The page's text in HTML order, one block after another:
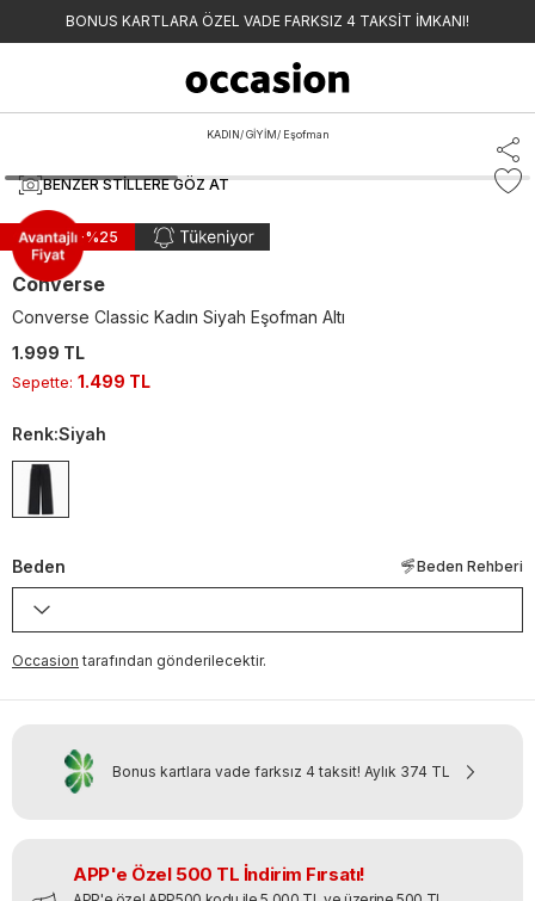
BONUS KARTLARA ÖZEL VADE FARKSIZ 4 TAKSİT İMKANI!
KADIN/ GİYİM/ Eşofman
BENZER STILLERE GÖZ AT
Sepette -%25
Converse
Converse Classic Kadın Siyah Eşofman Altı
1.999 TL
Sepette: 1.499 TL
Renk:Siyah
Beden Beden Rehberi
Occasion tarafından gönderilecektir.
Bonus kartlara vade farksız 4 taksit! Aylık 374 TL
APP'e Özel 500 TL İndirim Fırsatı!